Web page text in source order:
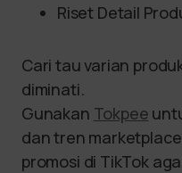
Riset Detail
Cari tau varian
diminati.
Gunakan Tokpee
dan tren
promosi di TikTok